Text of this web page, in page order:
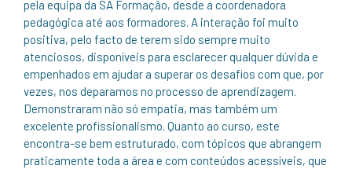
pela equipa da SA Formação, desde a coordenadora
pedagógica até aos formadores. A interação foi muito
positiva, pelo facto de terem sido sempre muito
atenciosos, disponíveis para esclarecer qualquer dúvida e
empenhados em ajudar a superar os desafios com que, por
vezes, nos deparamos no processo de aprendizagem.
Demonstraram não só empatia, mas também um
excelente profissionalismo. Quanto ao curso, este
encontra-se bem estruturado, com tópicos que abrangem
praticamente toda a área e com conteúdos acessíveis, que